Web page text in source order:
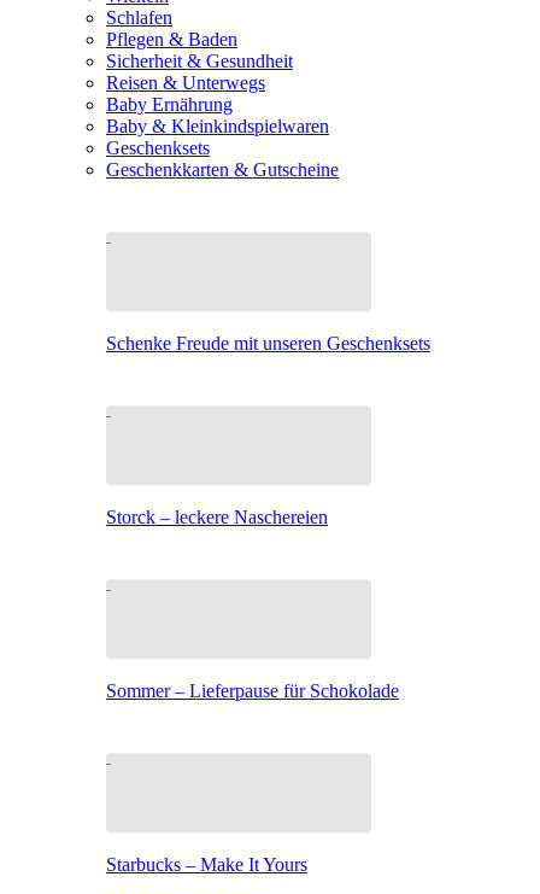
Schlafen
Pflegen & Baden
Sicherheit & Gesundheit
Reisen & Unterwegs
Baby Ernährung
Baby & Kleinkindspielwaren
Geschenksets
Geschenkkarten & Gutscheine
Schenke Freude mit unseren Geschenksets
Storck – leckere Naschereien
Sommer – Lieferpause für Schokolade
Starbucks – Make It Yours